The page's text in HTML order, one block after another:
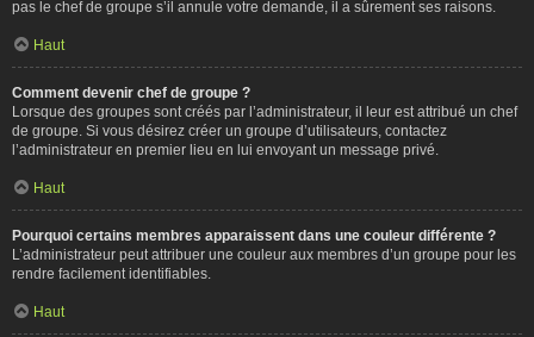
pas le chef de groupe s’il annule votre demande, il a sûrement ses raisons.
Haut
Comment devenir chef de groupe ?
Lorsque des groupes sont créés par l’administrateur, il leur est attribué un chef
de groupe. Si vous désirez créer un groupe d’utilisateurs, contactez
l’administrateur en premier lieu en lui envoyant un message privé.
Haut
Pourquoi certains membres apparaissent dans une couleur différente ?
L’administrateur peut attribuer une couleur aux membres d’un groupe pour les
rendre facilement identifiables.
Haut